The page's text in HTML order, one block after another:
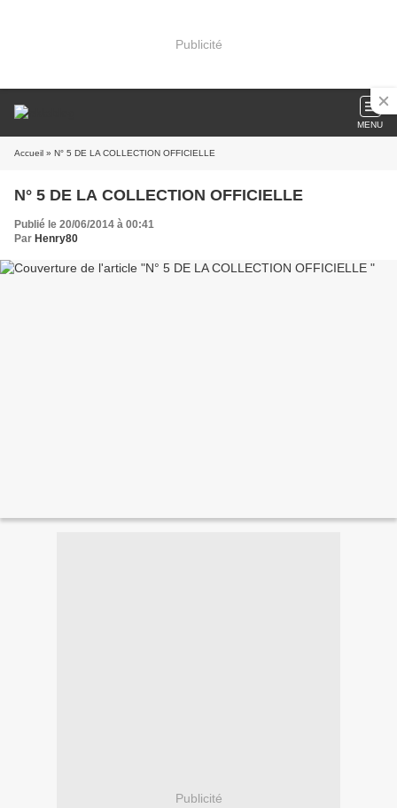
Publicité
MENU
Accueil » N° 5 DE LA COLLECTION OFFICIELLE
N° 5 DE LA COLLECTION OFFICIELLE
Publié le 20/06/2014 à 00:41
Par Henry80
Publicité